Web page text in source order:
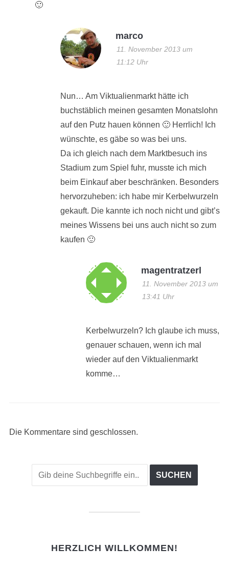
🙂
marco
11. November 2013 um
11:12 Uhr
Nun… Am Viktualienmarkt hätte ich
buchstäblich meinen gesamten Monatslohn
auf den Putz hauen können 🙂 Herrlich! Ich
wünschte, es gäbe so was bei uns.
Da ich gleich nach dem Marktbesuch ins
Stadium zum Spiel fuhr, musste ich mich
beim Einkauf aber beschränken. Besonders
hervorzuheben: ich habe mir Kerbelwurzeln
gekauft. Die kannte ich noch nicht und gibt’s
meines Wissens bei uns auch nicht so zum
kaufen 🙂
magentratzerl
11. November 2013 um
13:41 Uhr
Kerbelwurzeln? Ich glaube ich muss,
genauer schauen, wenn ich mal
wieder auf den Viktualienmarkt
komme…
Die Kommentare sind geschlossen.
HERZLICH WILLKOMMEN!